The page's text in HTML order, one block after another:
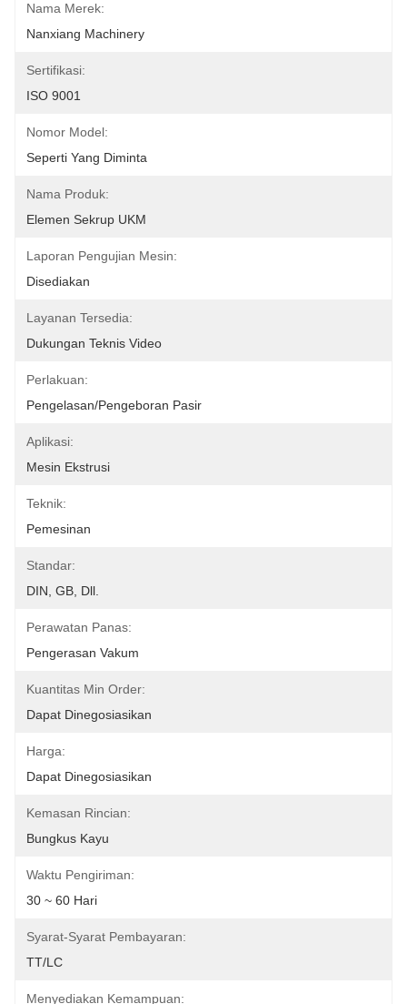
Nama Merek:
Nanxiang Machinery
Sertifikasi:
ISO 9001
Nomor Model:
Seperti Yang Diminta
Nama Produk:
Elemen Sekrup UKM
Laporan Pengujian Mesin:
Disediakan
Layanan Tersedia:
Dukungan Teknis Video
Perlakuan:
Pengelasan/Pengeboran Pasir
Aplikasi:
Mesin Ekstrusi
Teknik:
Pemesinan
Standar:
DIN, GB, Dll.
Perawatan Panas:
Pengerasan Vakum
Kuantitas Min Order:
Dapat Dinegosiasikan
Harga:
Dapat Dinegosiasikan
Kemasan Rincian:
Bungkus Kayu
Waktu Pengiriman:
30 ~ 60 Hari
Syarat-Syarat Pembayaran:
TT/LC
Menyediakan Kemampuan: